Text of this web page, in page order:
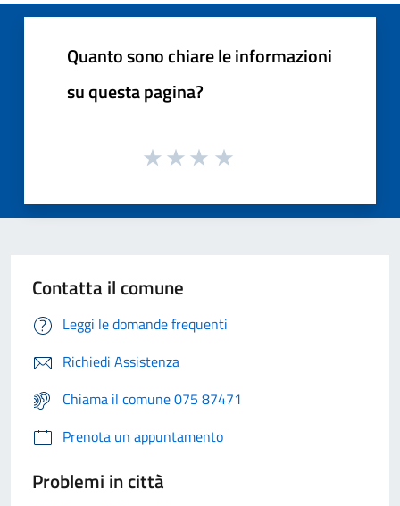
Quanto sono chiare le informazioni
su questa pagina?
Contatta il comune
Leggi le domande frequenti
Richiedi Assistenza
Chiama il comune 075 87471
Prenota un appuntamento
Problemi in città